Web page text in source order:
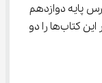
پایه دوازدهم
انسانی برای تدریس مطالب مطرح شده در این کتاب‌ها را دو